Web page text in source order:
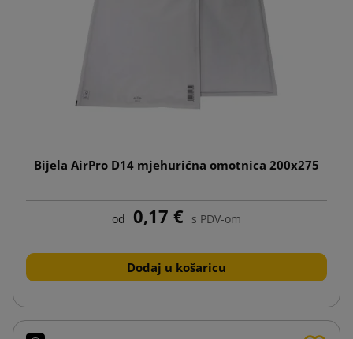
Bijela AirPro D14 mjehurićna omotnica 200x275
od 0,17 € s PDV-om
Dodaj u košaricu